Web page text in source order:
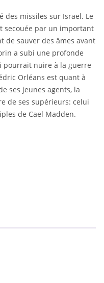
des missiles sur Israël. Le
secouée par un important
de sauver des âmes avant
a subi une profonde
pourrait nuire à la guerre
Orléans est quant à
ses jeunes agents, la
de ses supérieurs: celui
de Cael Madden.